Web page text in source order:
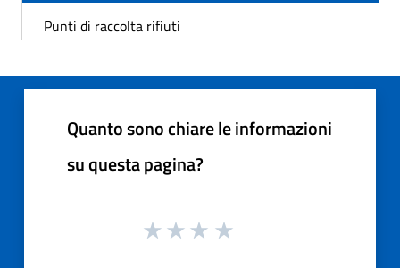
Punti di raccolta rifiuti
Quanto sono chiare le informazioni
su questa pagina?